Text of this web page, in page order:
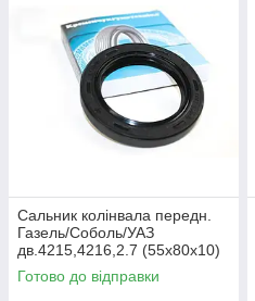
Сальник колінвала передн.
Газель/Соболь/УАЗ
дв.4215,4216,2.7 (55x80x10)
з пильником Кременчук 53-
1005034
Готово до відправки